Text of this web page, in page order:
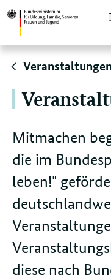
Direktlink:
Mitmachen
die im
leben!"
diese nach